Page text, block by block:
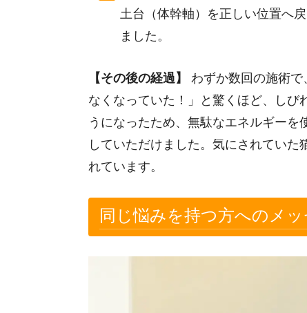
土台（体幹軸）を正しい位置へ
ました。
【その後の経過】
わずか数回の施術で
なくなっていた！」と驚くほど、しび
うになったため、無駄なエネルギー
していただけました。気にされてい
れています。
同じ悩みを持つ方へのメッ